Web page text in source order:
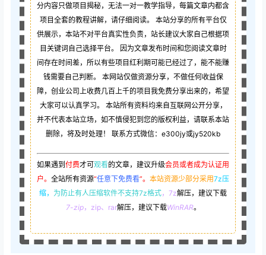
分内容只做项目揭秘，无法一对一教学指导，每篇文章内都含
项目全套的教程讲解，请仔细阅读。 本站分享的所有平台仅
供展示，本站不对平台真实性负责，站长建议大家自己根据项
目关键词自己选择平台。 因为文章发布时间和您阅读文章时
间存在时间差，所以有些项目红利期可能已经过了，能不能赚
钱需要自己判断。 本网站仅做资源分享，不做任何收益保
障，创业公司上收费几百上千的项目我免费分享出来的，希望
大家可以认真学习。 本站所有资料均来自互联网公开分享，
并不代表本站立场，如不慎侵犯到您的版权利益，请联系本站
删除，将及时处理！ 联系方式微信：e300jy或jy520kb
如果遇到 付费才可观看的文章，建议升级会员或者成为认证用
户。 全站所有资源“任意下免费看”。 本站资源少部分采用7z压
缩， 为防止有人压缩软件不支持7z格式，7z解压，建议下载
7-zip，zip、rar解压，建议下载WinRAR。